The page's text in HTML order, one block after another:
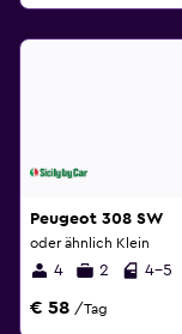
Peugeot 308 SW
oder ähnlich Klein
4 2 4-5
€ 58 /Tag